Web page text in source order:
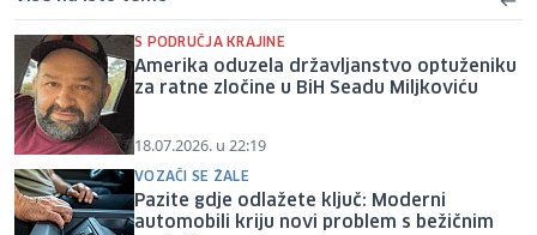
S PODRUČJA KRAJINE
Amerika oduzela državljanstvo optuženiku
za ratne zločine u BiH Seadu Miljkoviću
18.07.2026. u 22:19
VOZAČI SE ŽALE
Pazite gdje odlažete ključ: Moderni
automobili kriju novi problem s bežičnim